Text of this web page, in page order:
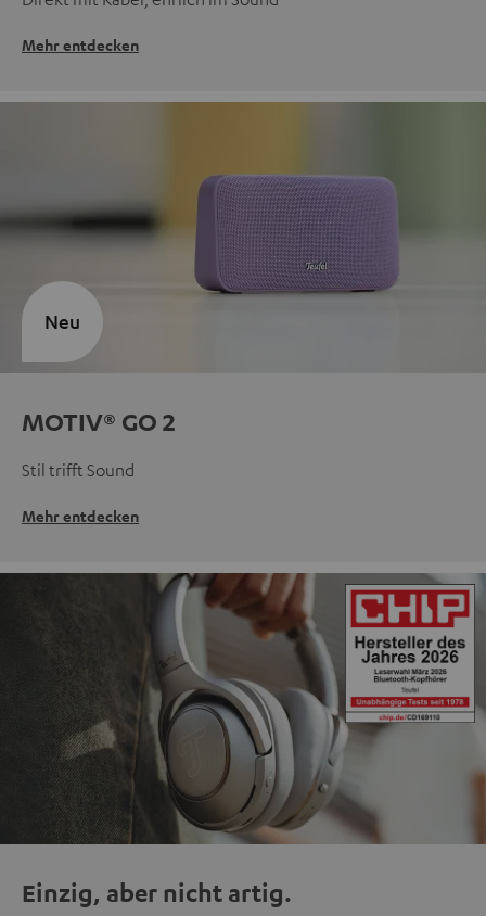
Mehr entdecken
MOTIV® GO 2
Stil trifft Sound
Mehr entdecken
Neu
Einzig, aber nicht artig.